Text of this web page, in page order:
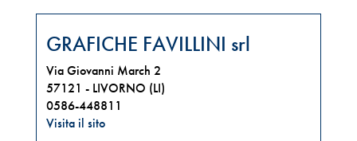
GRAFICHE FAVILLINI srl
Via Giovanni March 2
57121 - LIVORNO (LI)
0586-448811
Visita il sito